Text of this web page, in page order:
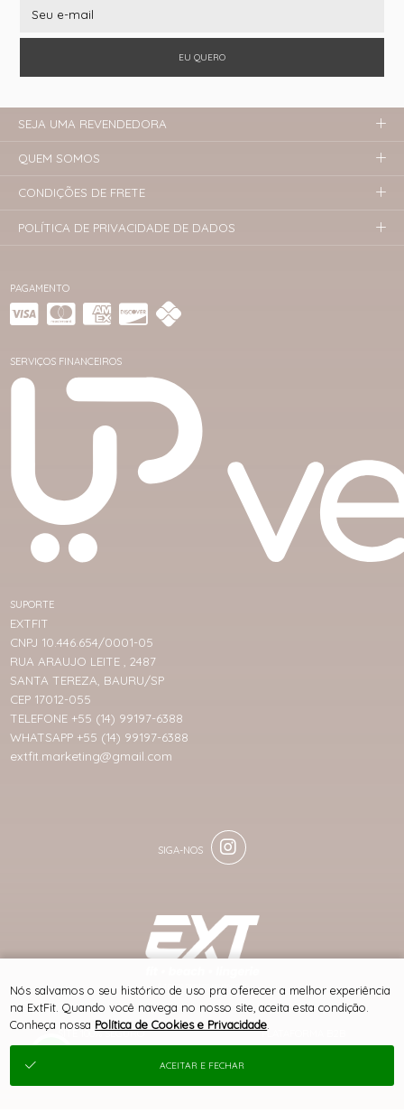
EU QUERO
PAGAMENTO
SERVIÇOS FINANCEIROS
SITE 100% SEGURO PLATAFORMA B2B
SUPORTE
EXTFIT
CNPJ 10.446.654/0001-05
RUA ARAUJO LEITE , 2487
SANTA TEREZA, BAURU/SP
CEP 17012-055
TELEFONE +55 (14) 99197-6388
WHATSAPP +55 (14) 99197-6388
extfit.marketing@gmail.com
SEJA UMA REVENDEDORA
QUEM SOMOS
CONDIÇÕES DE FRETE
POLÍTICA DE PRIVACIDADE DE DADOS
® TODOS DIREITOS RESERVADOS
Nós salvamos o seu histórico de uso pra oferecer a melhor experiência
na ExtFit. Quando você navega no nosso site, aceita esta condição.
Conheça nossa Política de Cookies e Privacidade
ACEITAR E FECHAR